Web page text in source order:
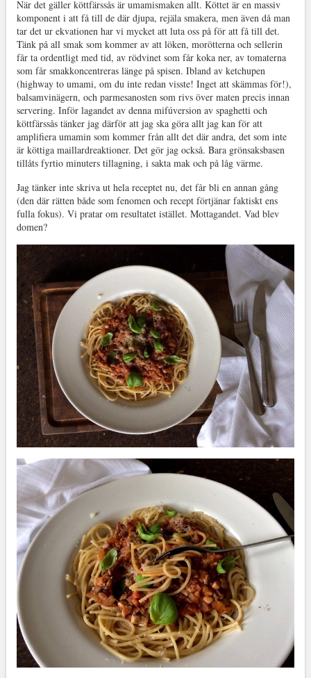
När det gäller köttfärssås är umamismaken allt. Köttet är en massiv
komponent i att få till de där djupa, rejäla smakera, men även då man
tar det ur ekvationen har vi mycket att luta oss på för att få till det.
Tänk på all smak som kommer av att löken, morötterna och sellerin
får ta ordentligt med tid, av rödvinet som får koka ner, av tomaterna
som får smakkoncentreras länge på spisen. Ibland av ketchupen
(highway to umami, om du inte redan visste! Inget att skämmas för!),
balsamvinägern, och parmesanosten som rivs över maten precis innan
servering. Inför lagandet av denna mifúversion av spaghetti och
köttfärssås tänker jag därför att jag ska göra allt jag kan för att
amplifiera umamin som kommer från allt det där andra, det som inte
är köttiga maillardreaktioner. Det gör jag också. Bara grönsaksbasen
tillåts fyrtio minuters tillagning, i sakta mak och på låg värme.
Jag tänker inte skriva ut hela receptet nu, det får bli en annan gång
(den där rätten både som fenomen och recept förtjänar faktiskt ens
fulla fokus). Vi pratar om resultatet istället. Mottagandet. Vad blev
domen?